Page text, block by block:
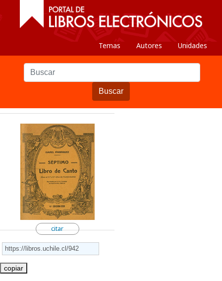
Temas Autores Unidades
Buscar
citar
copiar